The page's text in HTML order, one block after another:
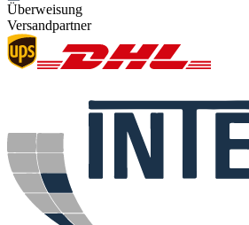
Überweisung
Versandpartner